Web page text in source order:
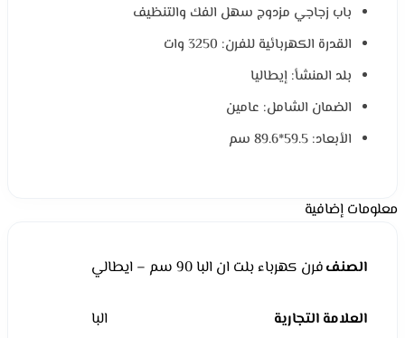
باب زجاجي مزدوج سهل الفك والتنظيف
القدرة الكهربائية للفرن: 3250 وات
بلد المنشأ: إيطاليا
الضمان الشامل: عامين
الأبعاد: 59.5*89.6 سم
معلومات إضافية
الصنففرن كهرباء بلت ان البا 90 سم – ايطالي
العلامة التجارية البا